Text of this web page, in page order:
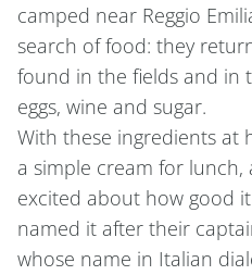
camped near Reggio
search of food: they
found in the fields and in
eggs, wine and sugar.
With these ingredients at
a simple cream for lunch,
excited about how good
named it after their
whose name in Italian